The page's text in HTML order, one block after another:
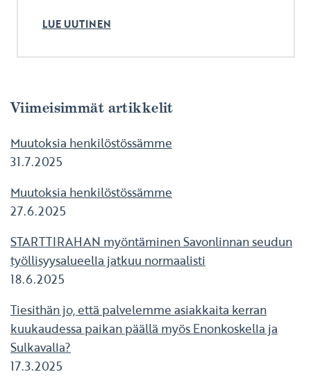
LUE UUTINEN
Viimeisimmät artikkelit
Muutoksia henkilöstössämme
31.7.2025
Muutoksia henkilöstössämme
27.6.2025
STARTTIRAHAN myöntäminen Savonlinnan seudun
työllisyysalueella jatkuu normaalisti
18.6.2025
Tiesithän jo, että palvelemme asiakkaita kerran
kuukaudessa paikan päällä myös Enonkoskella ja
Sulkavalla?
17.3.2025